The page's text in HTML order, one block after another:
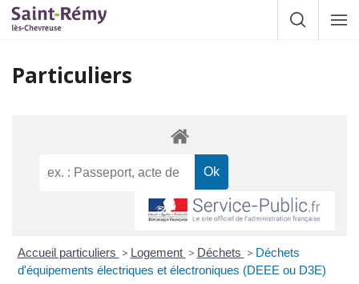
Gestion des traceurs
Afficher la
Particuliers
Accueil particuliers > Logement > Déchets > Déchets
d'équipements électriques et électroniques (DEEE ou D3E)